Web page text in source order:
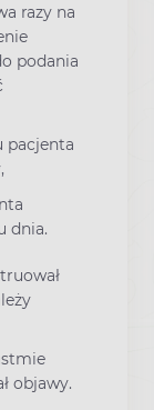
razy na
podania
pacjenta
dnia.
objawy.